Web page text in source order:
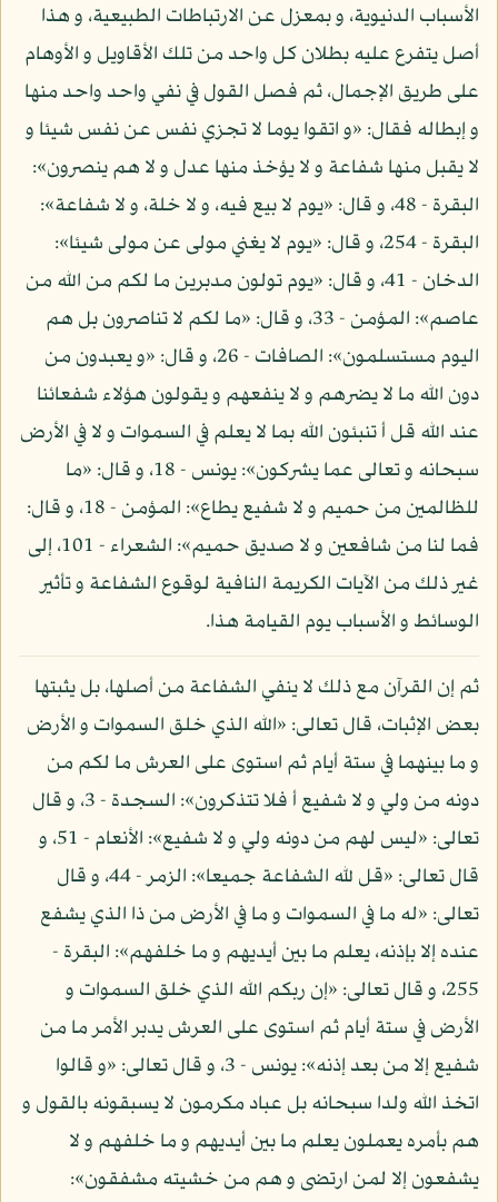
الأسباب الدنيوية، و بمعزل عن الارتباطات الطبيعية، و هذا
أصل يتفرع عليه بطلان كل واحد من تلك الأقاويل و الأوهام
على طريق الإجمال، ثم فصل القول في نفي واحد واحد منها
و إبطاله فقال: «و اتقوا يوما لا تجزي نفس عن نفس شيئا و
لا يقبل منها شفاعة و لا يؤخذ منها عدل و لا هم ينصرون»:
البقرة - 48، و قال: «يوم لا بيع فيه، و لا خلة، و لا شفاعة»:
البقرة - 254، و قال: «يوم لا يغني مولى عن مولى شيئا»:
الدخان - 41، و قال: «يوم تولون مدبرين ما لكم من الله من
عاصم»: المؤمن - 33، و قال: «ما لكم لا تناصرون بل هم
اليوم مستسلمون»: الصافات - 26، و قال: «و يعبدون من
دون الله ما لا يضرهم و لا ينفعهم و يقولون هؤلاء شفعائنا
عند الله قل أ تنبئون الله بما لا يعلم في السموات و لا في الأرض
سبحانه و تعالى عما يشركون»: يونس - 18، و قال: «ما
للظالمين من حميم و لا شفيع يطاع»: المؤمن - 18، و قال:
فما لنا من شافعين و لا صديق حميم»: الشعراء - 101، إلى
غير ذلك من الآيات الكريمة النافية لوقوع الشفاعة و تأثير
الوسائط و الأسباب يوم القيامة هذا.
ثم إن القرآن مع ذلك لا ينفي الشفاعة من أصلها، بل يثبتها
بعض الإثبات، قال تعالى: «الله الذي خلق السموات و الأرض
و ما بينهما في ستة أيام ثم استوى على العرش ما لكم من
دونه من ولي و لا شفيع أ فلا تتذكرون»: السجدة - 3، و قال
تعالى: «ليس لهم من دونه ولي و لا شفيع»: الأنعام - 51، و
قال تعالى: «قل لله الشفاعة جميعا»: الزمر - 44، و قال
تعالى: «له ما في السموات و ما في الأرض من ذا الذي يشفع
عنده إلا بإذنه، يعلم ما بين أيديهم و ما خلفهم»: البقرة -
255، و قال تعالى: «إن ربكم الله الذي خلق السموات و
الأرض في ستة أيام ثم استوى على العرش يدبر الأمر ما من
شفيع إلا من بعد إذنه»: يونس - 3، و قال تعالى: «و قالوا
اتخذ الله ولدا سبحانه بل عباد مكرمون لا يسبقونه بالقول و
هم بأمره يعملون يعلم ما بين أيديهم و ما خلفهم و لا
يشفعون إلا لمن ارتضى و هم من خشيته مشفقون»: